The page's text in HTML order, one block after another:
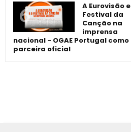
A Eurovisão
Festival da
Canção na
imprensa
nacional - OGAE Portugal como
parceira oficial